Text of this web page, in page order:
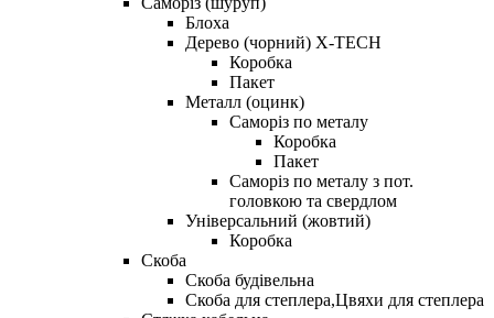
Блоха
Дерево (чорний) X-TECH
Коробка
Пакет
Металл (оцинк)
Саморіз по металу
Коробка
Пакет
Саморіз по металу з пот.
головкою та свердлом
Універсальний (жовтий)
Коробка
Скоба
Скоба будівельна
Скоба для степлера,Цвяхи для степлера